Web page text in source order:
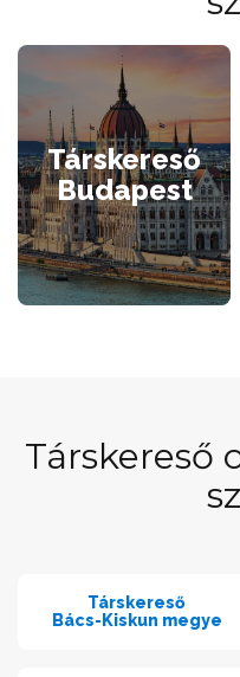
Társkereső
Budapest
Társkereső
Társkereső
Bács-Kiskun megye